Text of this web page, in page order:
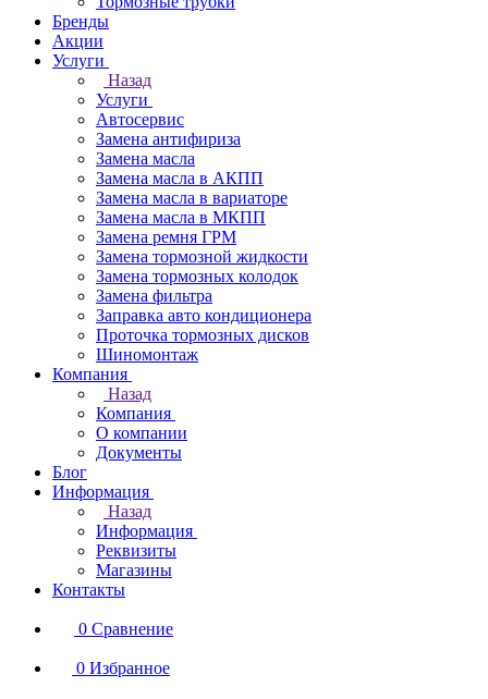
Бренды
Акции
Услуги
Назад
Услуги
Автосервис
Замена антифириза
Замена масла
Замена масла в АКПП
Замена масла в вариаторе
Замена масла в МКПП
Замена ремня ГРМ
Замена тормозной жидкости
Замена тормозных колодок
Замена фильтра
Заправка авто кондиционера
Проточка тормозных дисков
Шиномонтаж
Компания
Назад
Компания
О компании
Документы
Блог
Информация
Назад
Информация
Реквизиты
Магазины
Контакты
0 Сравнение
0 Избранное